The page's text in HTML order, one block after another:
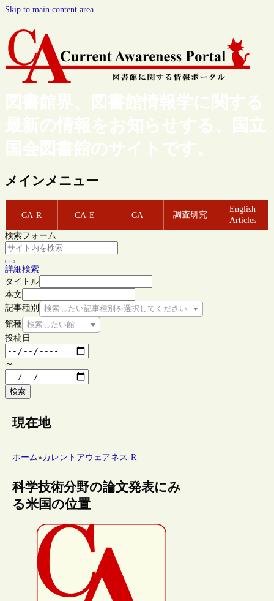
Skip to main content area
図書館界、図書館情報学に関する
最新の情報をお知らせする、国立
国会図書館のサイトです。
メインメニュー
CA-R CA-E CA 調査研究
English
Articles
検索フォーム
詳細検索
タイトル
本文
記事種別
検索したい記事種別を選択してください
館種 検索したい館種を選択してください
投稿日
～
検索
現在地
ホーム»カレントアウェアネス-R
科学技術分野の論文発表にみ
る米国の位置